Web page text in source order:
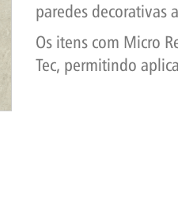
paredes decorativas
Os itens com Micro
Tec, permitindo